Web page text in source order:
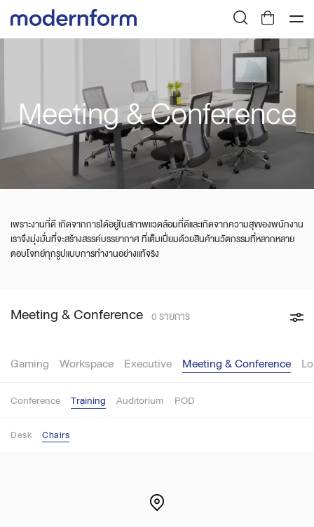
Meeting & Conference
เพราะงานที่ดี เกิดจากการได้อยู่ในสภาพแวดล้อมที่ดีและเกิดจากความสุขของพนักงาน
เราจึงมุ่งมั่นที่จะสร้างสรรค์บรรยากาศ ที่เต็มเปี่ยมด้วยสินค้านวัตกรรมที่หลากหลาย
ตอบโจทย์ทุกรูปแบบการทำงานอย่างแท้จริง
Meeting & Conference 0 รายการ
Gaming Workspace Executive Meeting & Conference
Conference Training Auditorium POD
Desk Chairs